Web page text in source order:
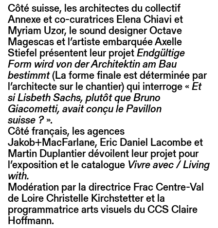
Côté suisse, les architectes du collectif
Annexe et co-curatrices Elena Chiavi et
Myriam Uzor, le sound designer Octave
Magescas et l’artiste embarquée Axelle
Stiefel présentent leur projetEndgültige
Form wird von der Architektin am Bau
bestimmt(La forme finale est déterminée par
l’architecte sur le chantier) qui interroge «Et
si Lisbeth Sachs, plutôt que Bruno
Giacometti, avait conçu le Pavillon
suisse ?».
Côté français, les agences
Jakob+MacFarlane, Eric Daniel Lacombe et
Martin Duplantier dévoilent leur projet pour
l’exposition et le catalogue Vivre avec / Living
with.
Modération par la directrice Frac Centre-Val
de Loire Christelle Kirchstetter et la
programmatrice arts visuels du CCS Claire
Hoffmann.